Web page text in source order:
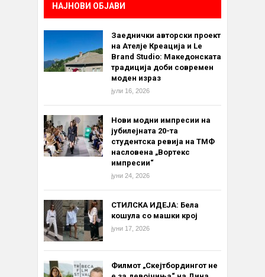
НАЈНОВИ ОБЈАВИ
Заеднички авторски проект
на Ателје Креација и Le
Brand Studio: Македонската
традиција доби современ
моден израз
јули 16, 2026
Нови модни импресии на
јубилејната 20-та
студентска ревија на ТМФ
насловена „Вортекс
импресии“
јуни 24, 2026
СТИЛСКА ИДЕЈА: Бела
кошула со машки крој
јуни 17, 2026
Филмот „Скејтбордингот не